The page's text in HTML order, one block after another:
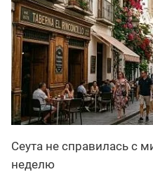
Сеута не справилась с
неделю